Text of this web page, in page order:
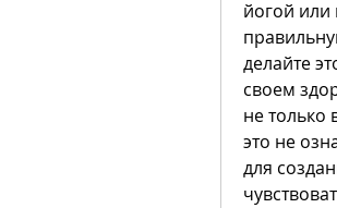
йогой
делайте
своем
не только
это не
для